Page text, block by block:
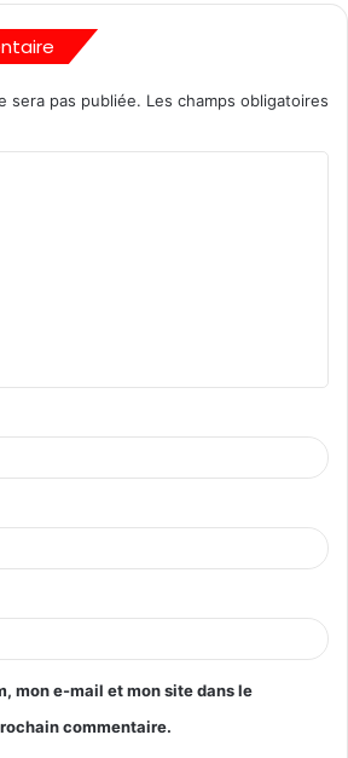
sera pas publiée. Les champs obligatoires
mon e-mail et mon site dans le
commentaire.